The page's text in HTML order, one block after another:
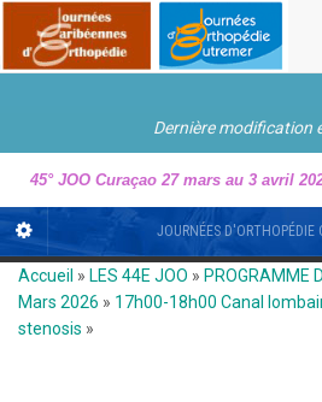
Dernière modification
45° JOO Curaçao 27 mars au 3 avril
JOURNÉES D'ORTHOPÉDIE
Accueil » LES 44E JOO » PROGRAMME
Mars 2026 » 17h00-18h00 Canal
stenosis »